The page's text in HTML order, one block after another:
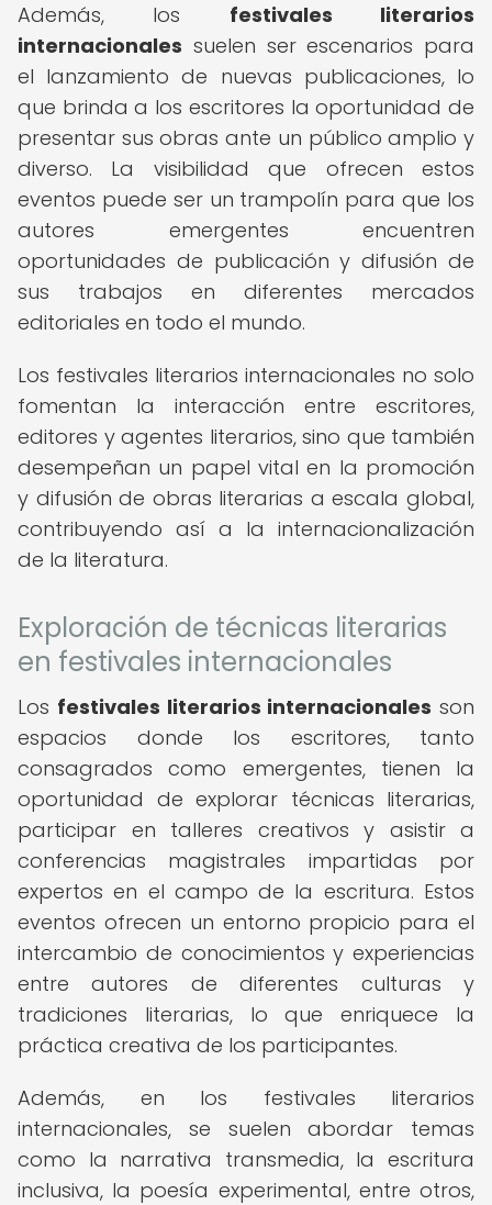
Además, los festivales literarios
internacionales suelen ser escenarios para
el lanzamiento de nuevas publicaciones, lo
que brinda a los escritores la oportunidad de
presentar sus obras ante un público amplio y
diverso. La visibilidad que ofrecen estos
eventos puede ser un trampolín para que los
autores emergentes encuentren
oportunidades de publicación y difusión de
sus trabajos en diferentes mercados
editoriales en todo el mundo.
Los festivales literarios internacionales no solo
fomentan la interacción entre escritores,
editores y agentes literarios, sino que también
desempeñan un papel vital en la promoción
y difusión de obras literarias a escala global,
contribuyendo así a la internacionalización
de la literatura.
Exploración de técnicas literarias
en festivales internacionales
Los festivales literarios internacionales son
espacios donde los escritores, tanto
consagrados como emergentes, tienen la
oportunidad de explorar técnicas literarias,
participar en talleres creativos y asistir a
conferencias magistrales impartidas por
expertos en el campo de la escritura. Estos
eventos ofrecen un entorno propicio para el
intercambio de conocimientos y experiencias
entre autores de diferentes culturas y
tradiciones literarias, lo que enriquece la
práctica creativa de los participantes.
Además, en los festivales literarios
internacionales, se suelen abordar temas
como la narrativa transmedia, la escritura
inclusiva, la poesía experimental, entre otros,